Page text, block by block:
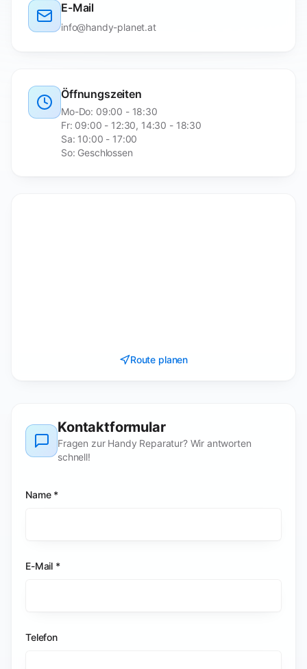
E-Mail
info@handy-planet.at
Öffnungszeiten
Mo-Do: 09:00 - 18:30
Fr: 09:00 - 12:30, 14:30 - 18:30
Sa: 10:00 - 17:00
So: Geschlossen
Route planen
Kontaktformular
Fragen zur Handy Reparatur? Wir antworten
schnell!
Name *
E-Mail *
Telefon